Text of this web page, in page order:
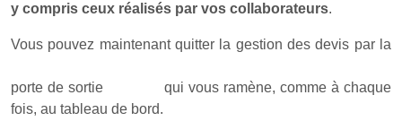
y compris ceux réalisés par vos collaborateurs.
Vous pouvez maintenant quitter la gestion des devis par la
porte de sortie
qui vous ramène, comme à chaque
fois, au tableau de bord.